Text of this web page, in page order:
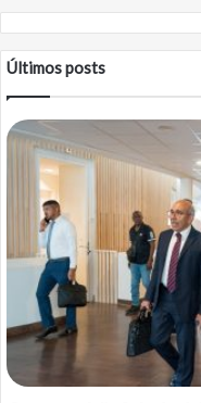
Últimos posts